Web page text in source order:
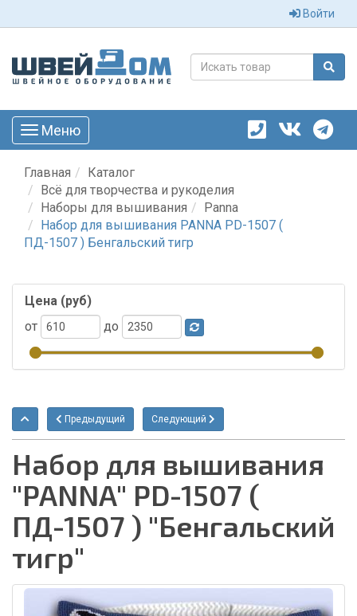
Войти
Toggle
navigation
Меню
Главная
Каталог
Всё для творчества и рукоделия
Наборы для вышивания
Panna
Набор для вышивания PANNA PD-1507 (
ПД-1507 ) Бенгальский тигр
Цена (руб)
от
до
Предыдущий Следующий
Набор для вышивания
"PANNA" PD-1507 (
ПД-1507 ) "Бенгальский
тигр"